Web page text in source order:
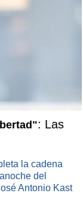
: Las
la cadena
del
Antonio Kast